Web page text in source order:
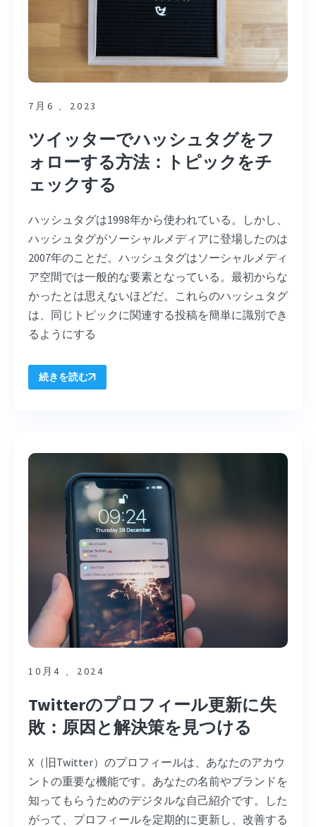
7月6 、2023
ツイッターでハッシュタグをフ
ォローする方法：トピックをチ
ェックする
ハッシュタグは1998年から使われている。しかし、
ハッシュタグがソーシャルメディアに登場したのは
2007年のことだ。ハッシュタグはソーシャルメディ
ア空間では一般的な要素となっている。最初からな
かったとは思えないほどだ。これらのハッシュタグ
は、同じトピックに関連する投稿を簡単に識別でき
るようにする
続きを読む
10月4 、2024
Twitterのプロフィール更新に失
敗：原因と解決策を見つける
X（旧Twitter）のプロフィールは、あなたのアカウ
ントの重要な機能です。あなたの名前やブランドを
知ってもらうためのデジタルな自己紹介です。した
がって、プロフィールを定期的に更新し、改善する